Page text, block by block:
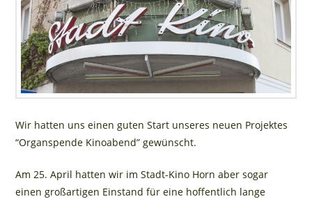
Wir hatten uns einen guten Start unseres neuen Projektes
“Organspende Kinoabend” gewünscht.
Am 25. April hatten wir im Stadt-Kino Horn aber sogar
einen großartigen Einstand für eine hoffentlich lange